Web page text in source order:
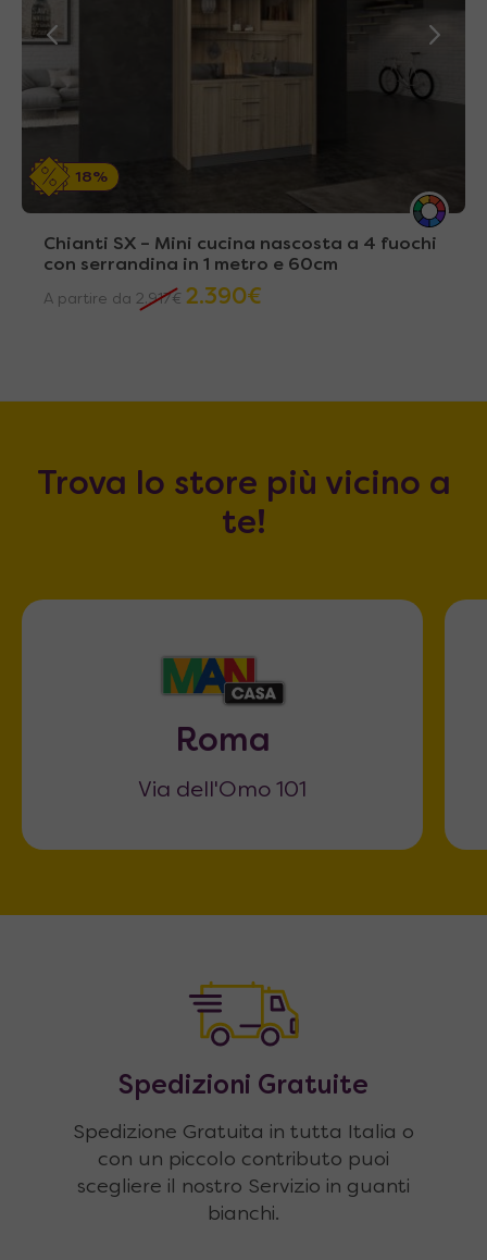
18%
Chianti SX – Mini cucina nascosta a 4 fuochi
con serrandina in 1 metro e 60cm
A partire da 2.917 € 2.390€
Trova lo store più vicino a
te!
Roma
Via dell'Omo 101
Spedizioni Gratuite
Spedizione Gratuita in tutta Italia o
con un piccolo contributo puoi
scegliere il nostro Servizio in guanti
bianchi.